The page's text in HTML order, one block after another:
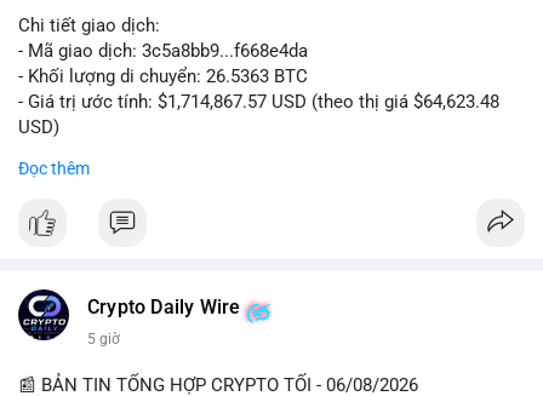
Chi tiết giao dịch:
- Mã giao dịch: 3c5a8bb9...f668e4da
- Khối lượng di chuyển: 26.5363 BTC
- Giá trị ước tính: $1,714,867.57 USD (theo thị giá $64,623.48
USD)
Khối lượng 26.5363 BTC, tương đương 1.71 triệu USD, là mức
thời gian đêm muộn UTC cho thấy cá voi có thể đang tận dụng
thanh khoản yếu để dịch chuyển tài sản mà không gây trượt
năng cao là chuẩn bị cho một lệnh bán lớn, tạo áp lực giảm
Đọc thêm
Crypto Daily Wire
5 giờ
📰 BẢN TIN TỔNG HỢP CRYPTO TỐI - 06/08/2026